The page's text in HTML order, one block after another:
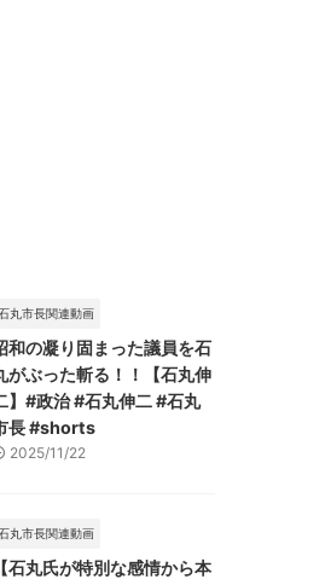
丸市長関連動画
和の凝り固まった議員を石
がぶった斬る！！【石丸伸
】#政治 #石丸伸二 #石丸
長 #shorts
2025/11/22
丸市長関連動画
【石丸氏が特別な感情から本